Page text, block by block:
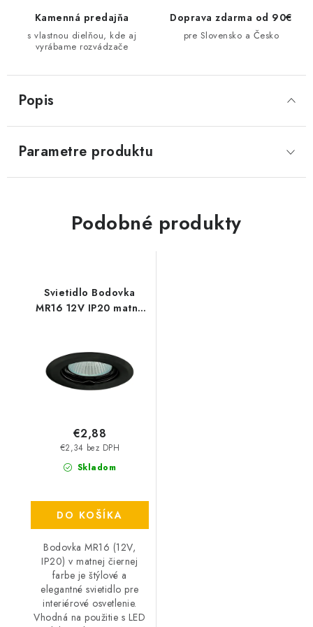
Kamenná predajňa
s vlastnou dielňou, kde aj
vyrábame rozvádzače
Doprava zdarma od 90€
pre Slovensko a Česko
Popis
Parametre produktu
Podobné produkty
Svietidlo Bodovka
MR16 12V IP20 matná
Skladom
€2,34 bez DPH
€2,88
DO KOŠÍKA
Bodovka MR16 (12V,
IP20) v matnej čiernej
farbe je štýlové a
elegantné svietidlo pre
interiérové osvetlenie.
Vhodná na použitie s LED